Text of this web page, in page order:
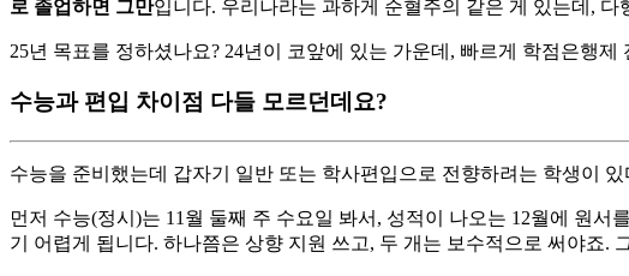
로 졸업하면 그만입니다. 우리나라는 과하게 순혈주의 같은 게 있는데, 다
​25년 목표를 정하셨나요? 24년이 코앞에 있는 가운데, 빠르게 학점은행
수능과 편입 차이점 다들 모르던데요?
수능을 준비했는데 갑자기 일반 또는 학사편입으로 전향하려는 학생이
먼저 수능(정시)는 11월 둘째 주 수요일 봐서, 성적이 나오는 12월에 원
기 어렵게 됩니다. 하나쯤은 상향 지원 쓰고, 두 개는 보수적으로 써야죠.